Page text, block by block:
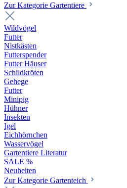
Zur Kategorie Gartentiere
Wildvögel
Futter
Nistkästen
Futterspender
Futter Häuser
Schildkröten
Gehege
Futter
Minipig
Hühner
Insekten
Igel
Eichhörnchen
Wasservögel
Gartentiere Literatur
SALE %
Neuheiten
Zur Kategorie Gartenteich